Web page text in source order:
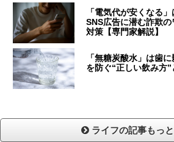
「電気代が安くなる
SNS広告に潜む詐欺
対策【専門家解説】
「無糖炭酸水」は歯
を防ぐ“正しい飲み方”
ライフの記事もっ